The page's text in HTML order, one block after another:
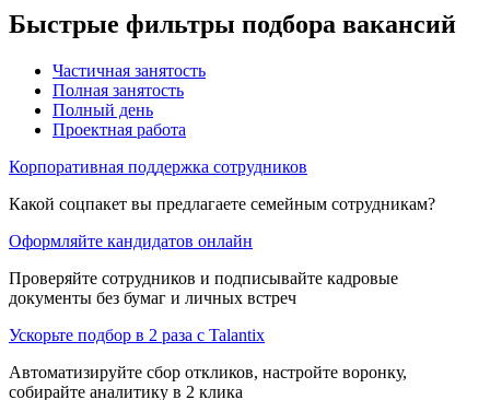
Быстрые фильтры подбора вакансий
Частичная занятость
Полная занятость
Полный день
Проектная работа
Корпоративная поддержка сотрудников
Какой соцпакет вы предлагаете семейным сотрудникам?
Оформляйте кандидатов онлайн
Проверяйте сотрудников и подписывайте кадровые
документы без бумаг и личных встреч
Ускорьте подбор в 2 раза с Talantix
Автоматизируйте сбор откликов, настройте воронку,
собирайте аналитику в 2 клика